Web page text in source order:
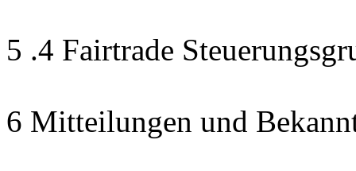
5 .4 Fairtrade
6 Mitteilungen und